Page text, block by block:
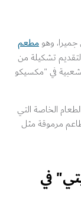
وهومطعم
من
في "مكسيكو
التي